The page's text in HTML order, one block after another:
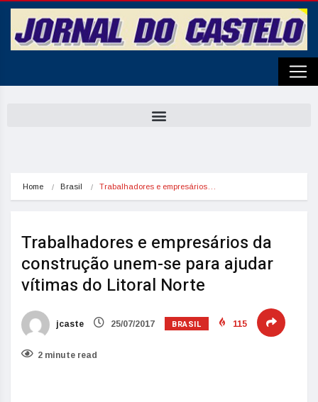
Home Brasil Trabalhadores e empresários…
Trabalhadores e empresários da
construção unem-se para ajudar
vítimas do Litoral Norte
jcaste 25/07/2017 BRASIL 115
2 minute read